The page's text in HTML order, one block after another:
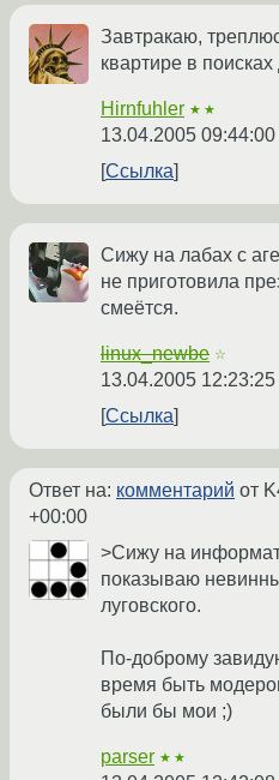
Завтракаю,
квартире в поисках
Hirnfuhler ★★
13.04.2005
Ссылка
Сижу на лабах с
не приготовила
смеётся.
linux_newbe ☆
13.04.2005
Ссылка
Ответ на: комментарий от
+00:00
>Сижу на
показываю
луговского.
По-доброму
время быть
были бы мои ;)
parser ★★